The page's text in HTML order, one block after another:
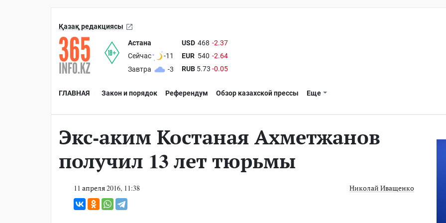
Қазақ редакциясы
Астана
Сейчас
-11
Завтра
-3
USD 468 -2.37
EUR 540 -2.64
RUB 5.73 -0.05
ГЛАВНАЯ Закон и порядок Референдум Обзор казахской прессы Еще
Экс-аким Костаная Ахметжанов
получил 13 лет тюрьмы
11 апреля 2016, 11:38 Николай Иващенко